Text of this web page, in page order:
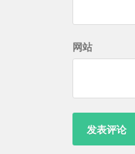
网站